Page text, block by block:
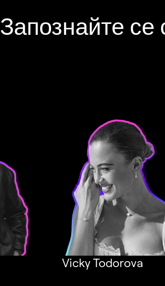
Запознайте се
Vicky Todorova